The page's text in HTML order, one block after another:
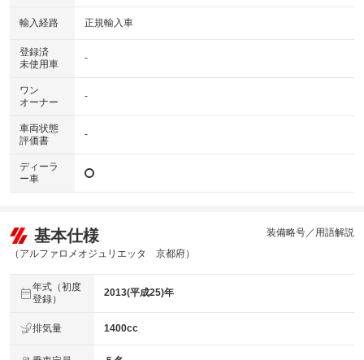
輸入経路 正規輸入車
登録済
未使用車
-
ワン
オーナー
-
車両状態
評価書
-
ディーラ
ー車
基本仕様
（アルファロメオジュリエッタ 京都府）
装備略号／用語解説
年式（初度
登録）
2013(平成25)年
排気量 1400cc